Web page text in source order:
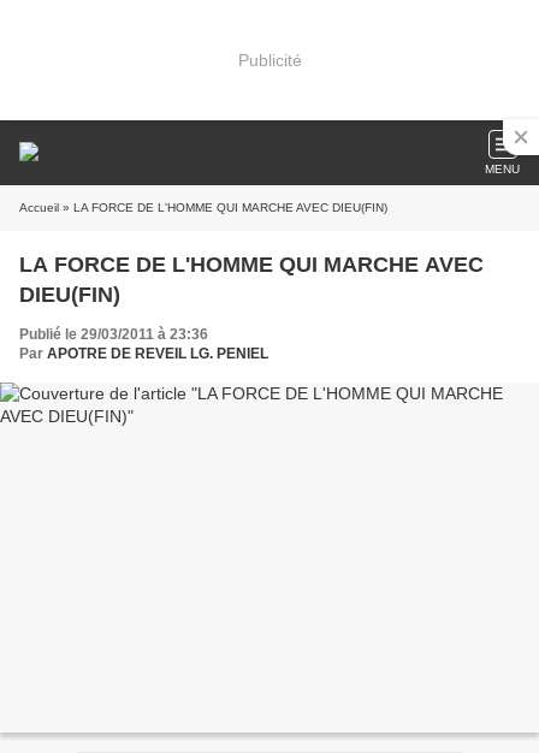
Publicité
MENU
Accueil » LA FORCE DE L'HOMME QUI MARCHE AVEC DIEU(FIN)
LA FORCE DE L'HOMME QUI MARCHE AVEC
DIEU(FIN)
Publié le 29/03/2011 à 23:36
Par APOTRE DE REVEIL LG. PENIEL